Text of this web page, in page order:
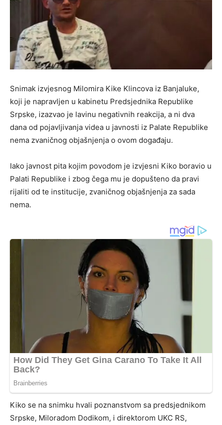
Snimak izvjesnog Milomira Kike Klincova iz Banjaluke,
koji je napravljen u kabinetu Predsjednika Republike
Srpske, izazvao je lavinu negativnih reakcija, a ni dva
dana od pojavljivanja videa u javnosti iz Palate Republike
nema zvaničnog objašnjenja o ovom događaju.
Iako javnost pita kojim povodom je izvjesni Kiko boravio u
Palati Republike i zbog čega mu je dopušteno da pravi
rijaliti od te institucije, zvaničnog objašnjenja za sada
nema.
Kiko se na snimku hvali poznanstvom sa predsjednikom
Srpske, Miloradom Dodikom, i direktorom UKC RS,